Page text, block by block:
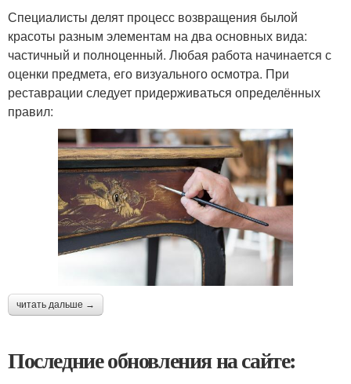
Специалисты делят процесс возвращения былой
красоты разным элементам на два основных вида:
частичный и полноценный. Любая работа начинается с
оценки предмета, его визуального осмотра. При
реставрации следует придерживаться определённых
правил:
читать дальше →
Последние обновления на сайте: